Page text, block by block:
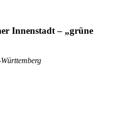
Innenstadt – „grüne